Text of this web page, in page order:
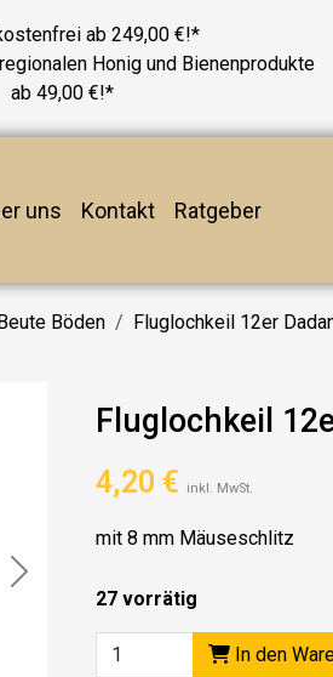
ab 249,00 €!*
Honig und Bienenprodukte
ab 49,00 €!*
uns Kontakt Ratgeber
Böden Fluglochkeil 12er
Next
Fluglochkeil
4,20 € inkl. MwSt.
mit 8 mm Mäuseschlitz
27 vorrätig
In den